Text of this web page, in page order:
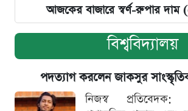
আজকের বাজারে স্বর্ণ-রুপার
বিশ্ববিদ্যালয়
পদত্যাগ করলেন জাকসুর
নিজস্ব